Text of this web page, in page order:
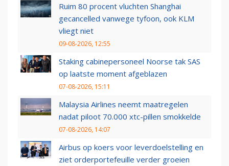
Ruim 80 procent vluchten Shanghai
gecancelled vanwege tyfoon, ook KLM
vliegt niet
09-08-2026, 12:55
Staking cabinepersoneel Noorse tak SAS
op laatste moment afgeblazen
07-08-2026, 15:11
Malaysia Airlines neemt maatregelen
nadat piloot 70.000 xtc-pillen smokkelde
07-08-2026, 14:07
Airbus op koers voor leverdoelstelling en
ziet orderportefeuille verder groeien